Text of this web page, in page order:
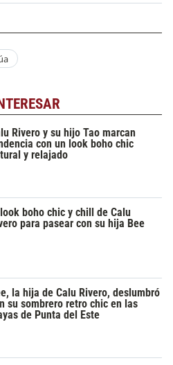
Rivero y su hijo Tao marcan
con un look boho chic
y relajado
look boho chic y chill de Calu
para pasear con su hija Bee
la hija de Calu Rivero, deslumbró
su sombrero retro chic en las
de Punta del Este